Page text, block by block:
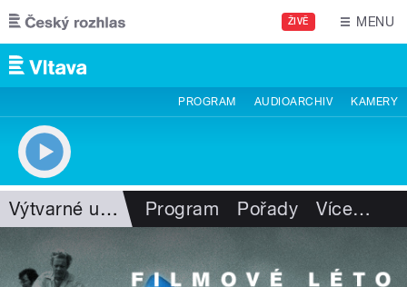
Přejít k hlavnímu obsahu
ŽIVĚ MENU
PROGRAM AUDIOARCHIV KAMERY
Výtvarné umění Program Pořady Více…